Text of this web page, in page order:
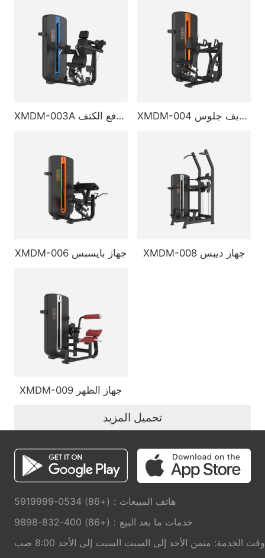
XMDM-003A جهاز دفع الكتف XMDM-004 جهاز تجديف جلوس
XMDM-006 جهاز بايسبس XMDM-008 جهاز ديبس
XMDM-009 جهاز الظهر
تحميل المزيد
هاتف المبيعات：(+86) 0534-5919999
خدمات ما بعد البيع：(+86) 400-832-9898